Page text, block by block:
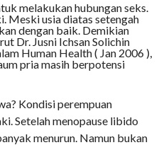
melakukan hubungan seks.
Meski usia diatas setengah
dengan baik. Demikian
Dr. Jusni Ichsan Solichin
Human Health ( Jan 2006 ),
pria masih berpotensi
Kondisi perempuan
Setelah menopause libido
menurun. Namun bukan